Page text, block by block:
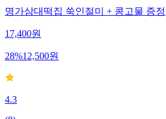
명가삼대떡집 쑥인절미 + 콩고물 증정
17,400원
28%12,500원
4.3